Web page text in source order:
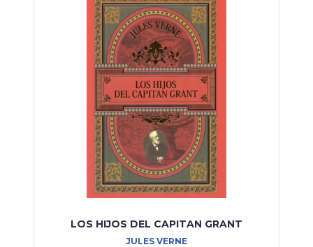
LOS HIJOS DEL CAPITAN GRANT
JULES VERNE